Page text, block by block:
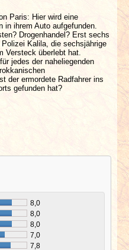
Paris: Hier wird eine
ihrem Auto aufgefunden.
Drogenhandel? Erst sechs
Kalila, die sechsjährige
Versteck überlebt hat.
jedes der naheliegenden
der ermordete Radfahrer ins
gefunden hat?
8,0
8,0
8,0
7,0
7,8